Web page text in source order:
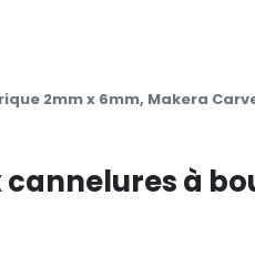
2mm x 6mm, Makera
cannelures à